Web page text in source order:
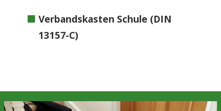
Verbandskasten Schule (DIN
13157-C)